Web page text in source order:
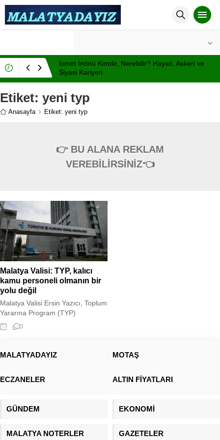
İsmet İnönü Kimdir, Nerelidir? Hayati, Askeri ve
Siyasi Kariyeri
Etiket: yeni typ
Anasayfa Etiket: yeni typ
👉 BU ALANA REKLAM
VEREBİLİRSİNİZ👈
Malatya Valisi: TYP, kalıcı
kamu personeli olmanın bir
yolu değil
Malatya Valisi Ersin Yazıcı, Toplum
Yararına Program (TYP)
çerçevesinde istihdam edilen
personellerin sözleşmelerinin sona
bulundu. Vali Yazıcı, süreleri dolan
ödeneği, mesleki eğitim kursları
belirtti. Ayrıca, ihtiyaç duyulması
edileceğini ve kamu
0
MALATYADAYIZ MOTAŞ
ECZANELER ALTIN FİYATLARI
GÜNDEM EKONOMİ
MALATYA NOTERLER GAZETELER